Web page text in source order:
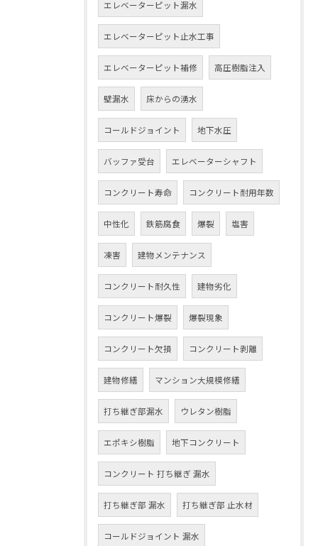
エレベーターピット漏水
エレベーターピット止水工事
エレベーターピット補修 高圧樹脂注入
壁漏水 床からの湧水
コールドジョイント 地下水圧
バッファ受台 エレベーターシャフト
コンクリート寿命 コンクリート耐用年数
中性化 鉄筋腐食 爆裂 塩害
凍害 建物メンテナンス
コンクリート耐久性 建物劣化
コンクリート爆裂 爆裂現象
コンクリート欠損 コンクリート剥離
建物修繕 マンション大規模修繕
打ち継ぎ部漏水 ウレタン樹脂
エポキシ樹脂 地下コンクリート
コンクリート 打ち継ぎ 漏水
打ち継ぎ部 漏水 打ち継ぎ部 止水材
コールドジョイント 漏水